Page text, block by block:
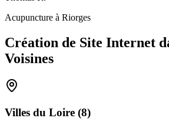
Acupuncture à Riorges
Création de Site Internet
Voisines
Villes du Loire (8)